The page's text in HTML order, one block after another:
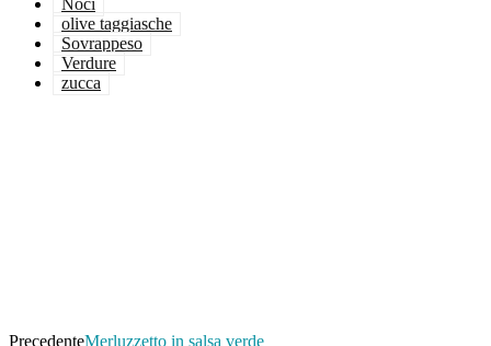
Noci
olive taggiasche
Sovrappeso
Verdure
zucca
PrecedenteMerluzzetto in salsa verde